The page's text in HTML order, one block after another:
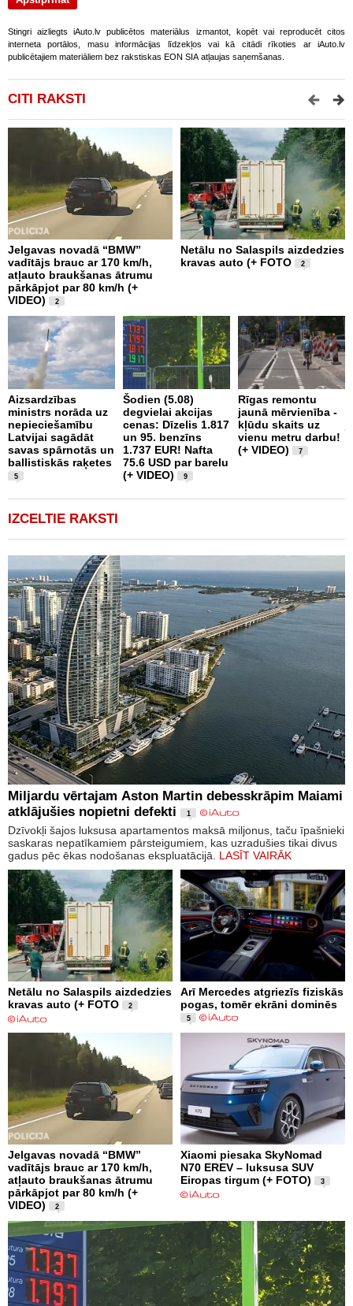
Stingri aizliegts iAuto.lv publicētos materiālus izmantot, kopēt vai reproducēt citos
interneta portālos, masu informācijas līdzekļos vai kā citādi rīkoties ar iAuto.lv
publicētajiem materiāliem bez rakstiskas EON SIA atļaujas saņemšanas.
CITI RAKSTI
Jelgavas novadā “BMW”
vadītājs brauc ar 170 km/h,
atļauto braukšanas ātrumu
pārkāpjot par 80 km/h (+
VIDEO)
2
Netālu no Salaspils aizdedzies
kravas auto (+ FOTO
2
Aizsardzības
ministrs norāda uz
nepieciešamību
Latvijai sagādāt
savas spārnotās un
ballistiskās raķetes
5
Šodien (5.08)
degvielai akcijas
cenas: Dīzelis 1.817
un 95. benzīns
1.737 EUR! Nafta
75.6 USD par barelu
(+ VIDEO)
9
Rīgas remontu
jaunā mērvienība -
kļūdu skaits uz
vienu metru darbu!
(+ VIDEO)
7
IZCELTIE RAKSTI
Miljardu vērtajam Aston Martin debesskrāpim Maiami
atklājušies nopietni defekti
1
Dzīvokļi šajos luksusa apartamentos maksā miljonus, taču īpašnieki
saskaras nepatīkamiem pārsteigumiem, kas uzradušies tikai divus
gadus pēc ēkas nodošanas ekspluatācijā. LASĪT VAIRĀK
Netālu no Salaspils aizdedzies
kravas auto (+ FOTO
2
Arī Mercedes atgriezīs fiziskās
pogas, tomēr ekrāni dominēs
5
Jelgavas novadā “BMW”
vadītājs brauc ar 170 km/h,
atļauto braukšanas ātrumu
pārkāpjot par 80 km/h (+
VIDEO)
2
Xiaomi piesaka SkyNomad
N70 EREV – luksusa SUV
Eiropas tirgum (+ FOTO)
3